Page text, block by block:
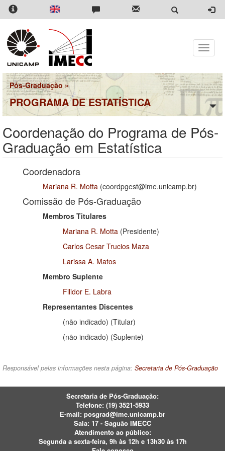
Pular
para
conteúdo
principal
Toggle
Pós-Graduação »
PROGRAMA DE ESTATÍSTICA
Coordenação do Programa de Pós-
Graduação em Estatística
Coordenadora
Mariana R. Motta (coordpgest@ime.unicamp.br)
Comissão de Pós-Graduação
Membros Titulares
Mariana R. Motta (Presidente)
Carlos Cesar Trucios Maza
Larissa A. Matos
Membro Suplente
Filidor E. Labra
Representantes Discentes
(não indicado) (Titular)
(não indicado) (Suplente)
Responsável pelas informações nesta página: Secretaria de Pós-Graduação
Secretaria de Pós-Graduação:
Telefone: (19) 3521-5933
E-mail: posgrad@ime.unicamp.br
Sala: 17 - Saguão IMECC
Atendimento ao público:
Segunda a sexta-feira, 9h às 12h e 13h30 às 17h